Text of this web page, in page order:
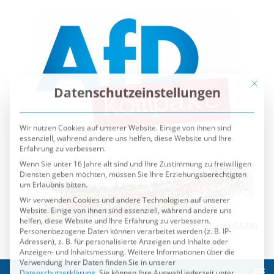
Datenschutzeinstellungen
Wir nutzen Cookies auf unserer Website. Einige von ihnen sind
essenziell, während andere uns helfen, diese Website und Ihre
Wenn Sie unter 16 Jahre alt sind und Ihre Zustimmung zu freiwilligen
Diensten geben möchten, müssen Sie Ihre Erziehungsberechtigten
Wir verwenden Cookies und andere Technologien auf unserer
Website. Einige von ihnen sind essenziell, während andere uns
helfen, diese Website und Ihre Erfahrung zu verbessern.
Personenbezogene Daten können verarbeitet werden (z. B. IP-
Adressen), z. B. für personalisierte Anzeigen und Inhalte oder
Anzeigen- und Inhaltsmessung.
Verwendung Ihrer Daten finden Sie in unserer
Datenschutzerklärung.Sie können Ihre Auswahl jederzeit unter
Einstellungenwiderrufen oder anpassen.
Es folgt eine Liste der Service-Gruppen, für die eine
Essenziell
Externe Medien